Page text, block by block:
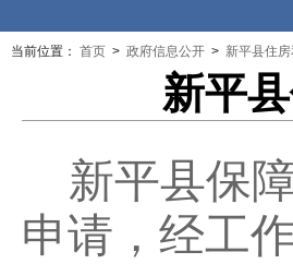
当前位置： 首页 > 政府信息公开 > 新平县住
新平
新平县保
申请，经工